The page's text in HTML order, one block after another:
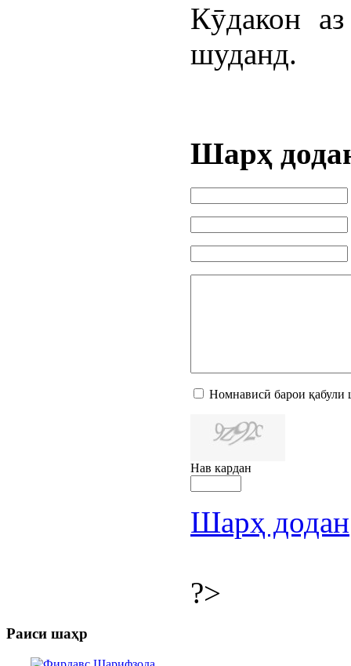
Кӯдакон
шуданд.
Шарҳ
Номнависӣ барои қабули
Нав кардан
Шарҳ додан
?>
Раиси шаҳр